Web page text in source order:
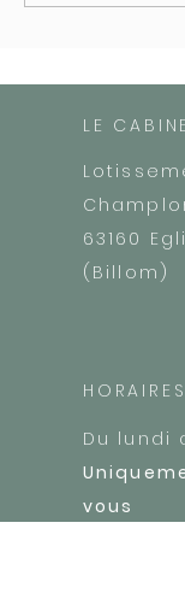
LE
63160
(Billom)
HORAIRES
Du lundi
vous